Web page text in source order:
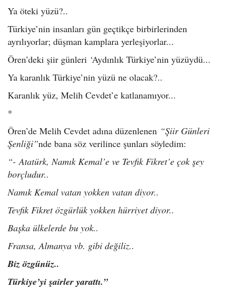
Ya öteki yüzü?..
Türkiye’nin insanları gün geçtikçe birbirlerinden
ayrılıyorlar; düşman kamplara yerleşiyorlar...
Ören’deki şiir günleri ‘Aydınlık Türkiye’nin yüzüydü...
Ya karanlık Türkiye’nin yüzü ne olacak?..
Karanlık yüz, Melih Cevdet’e katlanamıyor...
*
Ören’de Melih Cevdet adına düzenlenen “Şiir Günleri
Şenliği”nde bana söz verilince şunları söyledim:
“- Atatürk, Namık Kemal’e ve Tevfik Fikret’e çok şey
borçludur..
Namık Kemal vatan yokken vatan diyor..
Tevfik Fikret özgürlük yokken hürriyet diyor..
Başka ülkelerde bu yok..
Fransa, Almanya vb. gibi değiliz..
Biz özgünüz..
Türkiye’yi şairler yarattı.”